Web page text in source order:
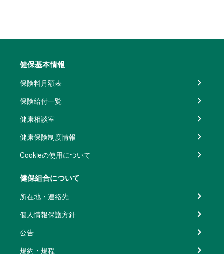
健保基本情報
保険料月額表
保険給付一覧
健康相談室
健康保険制度情報
Cookieの使用について
健保組合について
所在地・連絡先
個人情報保護方針
公告
規約・規程